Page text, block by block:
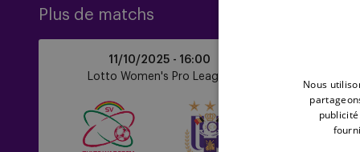
Plus de matchs
11/10/2025 - 16:00
Lotto Women's Pro League
de
Braga
Nous